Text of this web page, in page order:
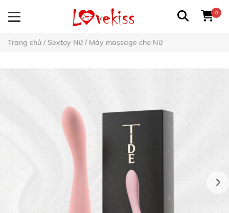
0
Trang chủ / Sextoy Nữ/ Máy massage cho Nữ